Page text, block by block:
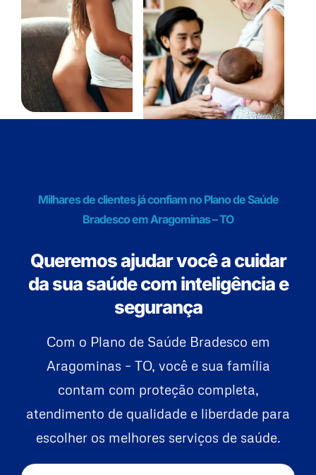
Milhares de clientes já confiam no Plano de Saúde
Bradesco em Aragominas – TO
Queremos ajudar você a cuidar
da sua saúde com inteligência e
segurança
Com o Plano de Saúde Bradesco em
Aragominas – TO, você e sua família
contam com proteção completa,
atendimento de qualidade e liberdade para
escolher os melhores serviços de saúde.